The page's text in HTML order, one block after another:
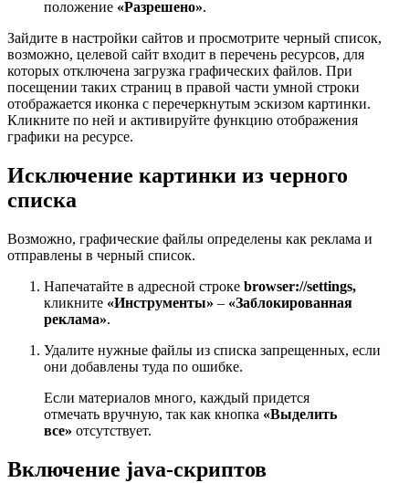
положение «Разрешено».
Зайдите в настройки сайтов и просмотрите черный список,
возможно, целевой сайт входит в перечень ресурсов, для
которых отключена загрузка графических файлов. При
посещении таких страниц в правой части умной строки
отображается иконка с перечеркнутым эскизом картинки.
Кликните по ней и активируйте функцию отображения
графики на ресурсе.
Исключение картинки из черного
списка
Возможно, графические файлы определены как реклама и
отправлены в черный список.
Напечатайте в адресной строке browser://settings,
кликните «Инструменты» – «Заблокированная
реклама».
Удалите нужные файлы из списка запрещенных, если
они добавлены туда по ошибке.
Если материалов много, каждый придется
отмечать вручную, так как кнопка «Выделить
все» отсутствует.
Включение java-скриптов